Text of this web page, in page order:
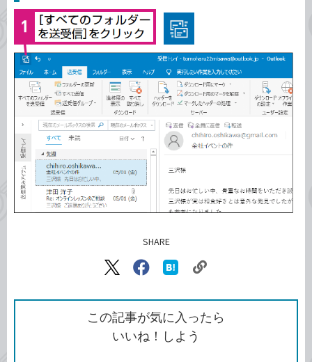
SHARE
X（旧
で
シ
ェ
ア
Facebook
シ
ェ
ア
な
ブ
ッ
ク
ク
を
コ
この記事が気に入ったら
いいね！しよう